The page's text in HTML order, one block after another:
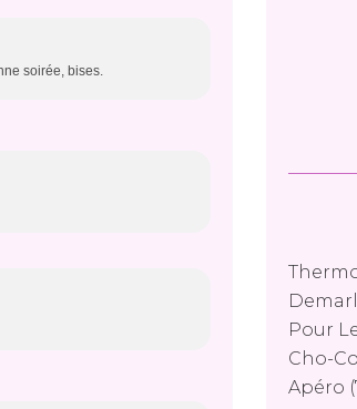
soirée, bises.
Pour
Cho-
Apéro